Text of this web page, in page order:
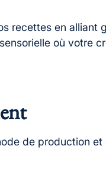
recettes en alliant
où votre
de production